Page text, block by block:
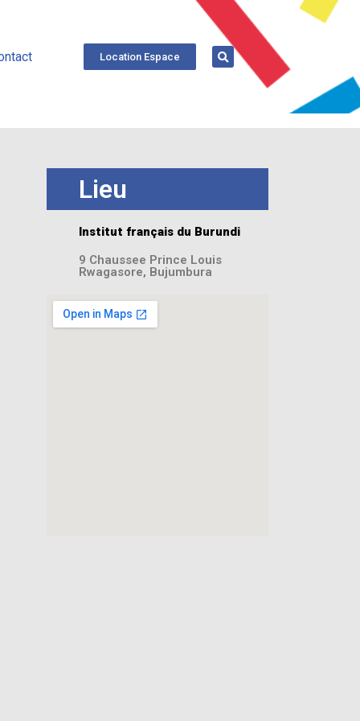
Location Espace
Lieu
Institut français du Burundi
9 Chaussee Prince Louis
Rwagasore, Bujumbura